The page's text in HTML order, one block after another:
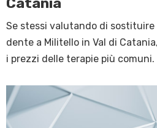
Catania
Se stessi valutando di
dente a Militello in Val di
i prezzi delle terapie più comuni.